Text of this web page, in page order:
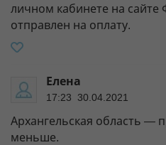
личном кабинете на
отправлен на оплату.
Елена
17:23 30.04.2021
Архангельская область —
меньше.